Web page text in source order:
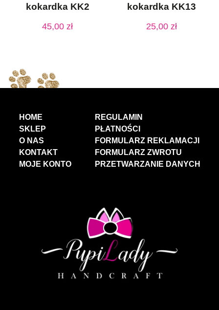
kokardka KK2
45,00 zł
kokardka KK13
25,00 zł
HOME
SKLEP
O NAS
KONTAKT
MOJE KONTO
REGULAMIN
PŁATNOŚCI
FORMULARZ REKLAMACJI
FORMULARZ ZWROTU
PRZETWARZANIE DANYCH